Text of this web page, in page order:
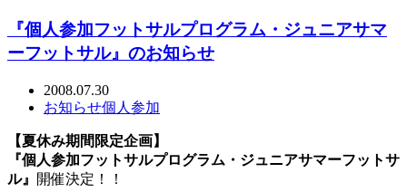
『個人参加フットサルプログラム・ジュニアサマ
ーフットサル』のお知らせ
2008.07.30
お知らせ個人参加
【夏休み期間限定企画】
『個人参加フットサルプログラム・ジュニアサマーフットサ
ル』
開催決定！！